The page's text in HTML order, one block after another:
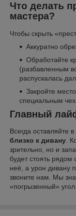
Что делать
мастера?
Чтобы скрыть
Аккуратно
Обработайте
(разбавленным
распускалась
Закройте
специальным
Главный
Всегда оставляйте
близко к дивану.
зрительно, но и
будет стоять
неё, а урон дивану
звоните нам. Мы
«погрызенный» угол.